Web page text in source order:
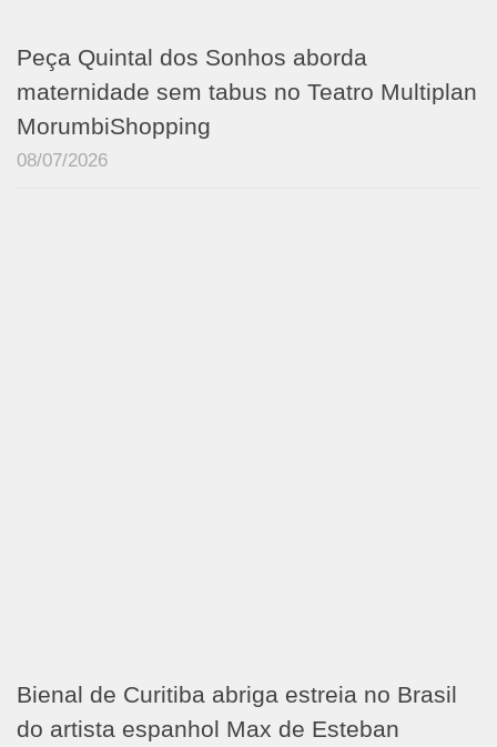
Peça Quintal dos Sonhos aborda
maternidade sem tabus no Teatro Multiplan
MorumbiShopping
08/07/2026
Bienal de Curitiba abriga estreia no Brasil
do artista espanhol Max de Esteban